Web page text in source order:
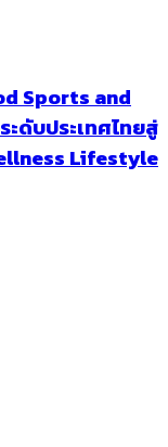
Sports and
ดับประเทศไทยสู่
Lifestyle